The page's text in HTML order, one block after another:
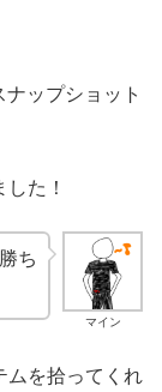
ップショット
た！
マイン
ち
を拾ってくれ